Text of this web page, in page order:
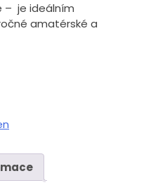
– je ideálním
amatérské a